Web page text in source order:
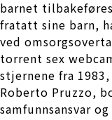
barnet
fratatt sine barn,
ved
torrent sex
stjernene fra
Roberto Pruzzo,
samfunnsansvar